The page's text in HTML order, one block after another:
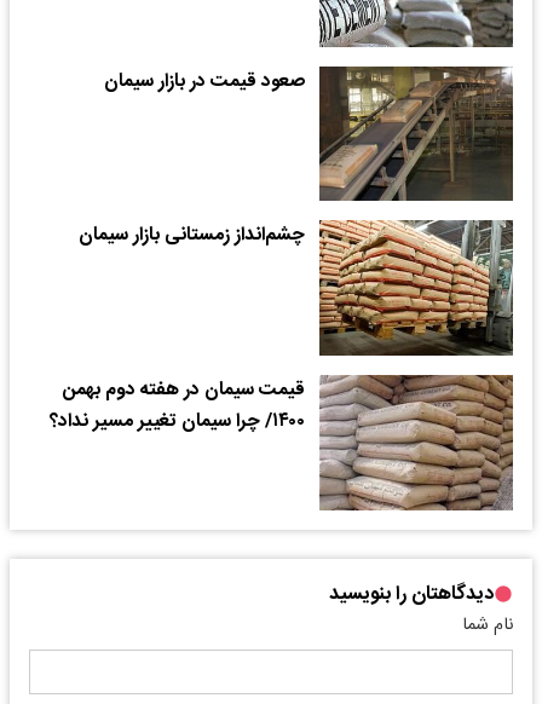
صعود قیمت در بازار سیمان
چشم‌‌‌انداز زمستانی بازار سیمان
قیمت سیمان در هفته دوم بهمن
۱۴۰۰/ چرا سیمان تغییر مسیر نداد؟
دیدگاهتان را بنویسید
نام شما